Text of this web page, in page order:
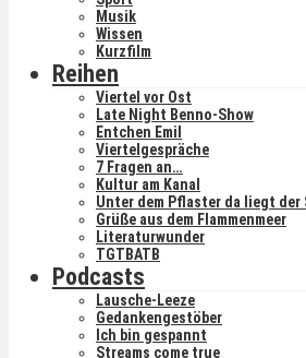
Musik
Wissen
Kurzfilm
Reihen
Viertel vor Ost
Late Night Benno-Show
Entchen Emil
Viertelgespräche
7 Fragen an…
Kultur am Kanal
Unter dem Pflaster da liegt der
Grüße aus dem Flammenmeer
Literaturwunder
TGTBATB
Podcasts
Lausche-Leeze
Gedankengestöber
Ich bin gespannt
Streams come true